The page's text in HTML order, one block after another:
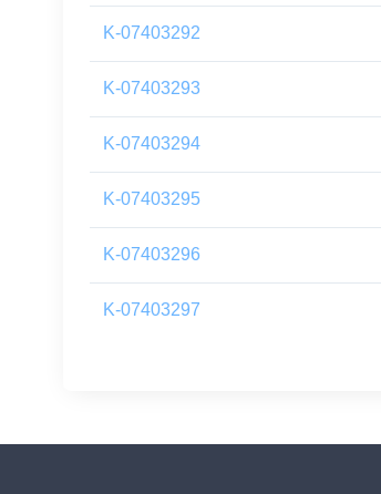
K-07403292
K-07403293
K-07403294
K-07403295
K-07403296
K-07403297